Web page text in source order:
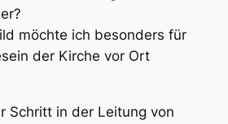
möchte ich besonders für
der Kirche vor Ort
Schritt in der Leitung von